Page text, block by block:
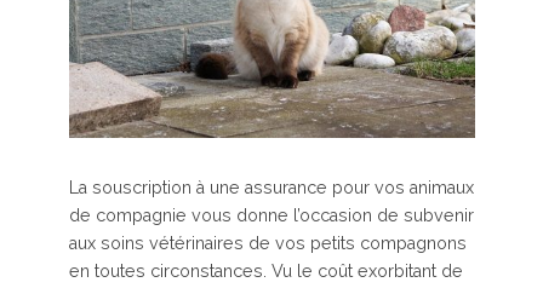
La souscription à une assurance pour vos animaux
de compagnie vous donne l’occasion de subvenir
aux soins vétérinaires de vos petits compagnons
en toutes circonstances. Vu le coût exorbitant de